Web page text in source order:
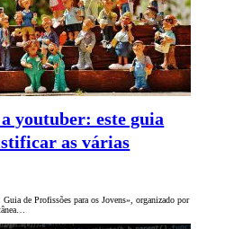
youtuber: este guia
as várias
de Profissões para os Jovens», organizado por